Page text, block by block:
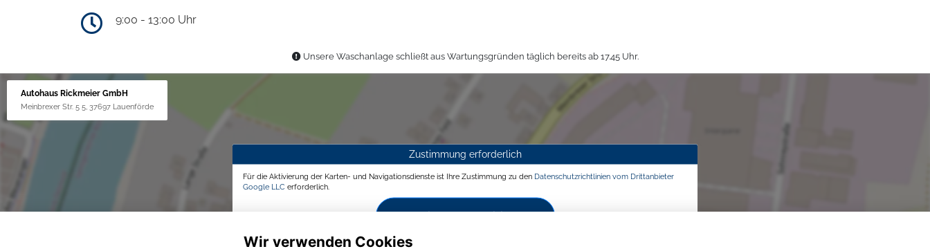
9:00 - 13:00 Uhr
Unsere Waschanlage schließt aus Wartungsgründen täglich bereits ab 17.45 Uhr.
Autohaus Rickmeier GmbH
Meinbrexer Str. 5 5, 37697 Lauenförde
Zustimmung erforderlich
Für die Aktivierung der Karten- und Navigationsdienste ist Ihre Zustimmung zu den Datenschutzrichtlinien vom Drittanbieter
Google LLC erforderlich.
Zustimmen und aktivieren
Wir verwenden Cookies